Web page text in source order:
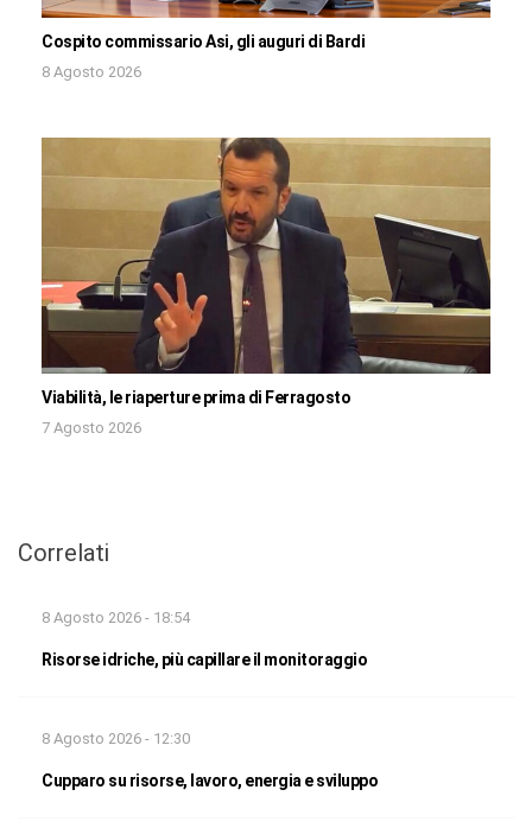
Cospito commissario Asi, gli auguri di Bardi
8 Agosto 2026
Viabilità, le riaperture prima di Ferragosto
7 Agosto 2026
Correlati
8 Agosto 2026 - 18:54
Risorse idriche, più capillare il monitoraggio
8 Agosto 2026 - 12:30
Cupparo su risorse, lavoro, energia e sviluppo